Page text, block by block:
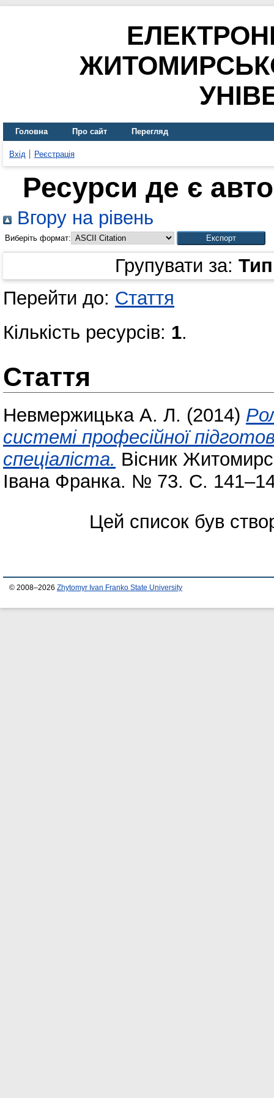
Головна Про сайт Перегляд
Вхід Реєстрація
Ресурси де є
Вгору на рівень
Виберіть формат:
Групувати за:
Перейти до: Стаття
Кількість ресурсів: 1.
Стаття
Невмержицька А. Л. (2014)
системі професійної
спеціаліста. Вісник
Івана Франка. № 73. С.
Цей список був
© 2008–2026 Zhytomyr Ivan Franko State University